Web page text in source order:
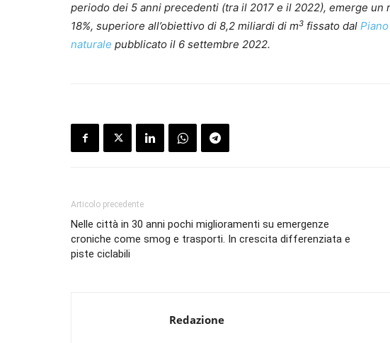
periodo dei 5 anni precedenti (tra il 2017 e il 2022), emerge
18%, superiore all’obiettivo di 8,2 miliardi di m3 fissato dal
naturale pubblicato il 6 settembre 2022.
Articolo precedente
Nelle città in 30 anni pochi miglioramenti su emergenze
croniche come smog e trasporti. In crescita differenziata e
piste ciclabili
Redazione